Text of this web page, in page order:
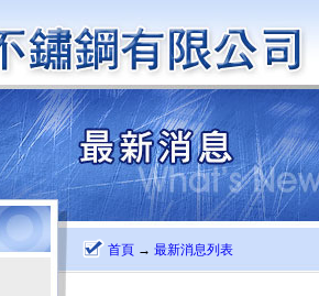
首頁 → 最新消息列表